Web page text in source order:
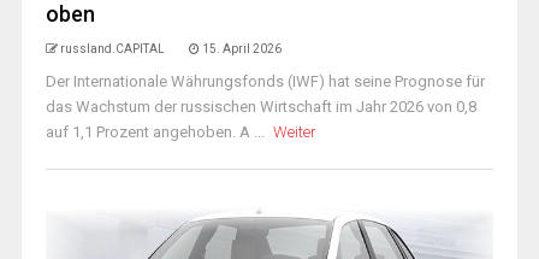
oben
russland.CAPITAL 15. April 2026
Der Internationale Währungsfonds (IWF) hat seine Prognose für
das Wachstum der russischen Wirtschaft im Jahr 2026 von 0,8
auf 1,1 Prozent angehoben. A ... Weiter